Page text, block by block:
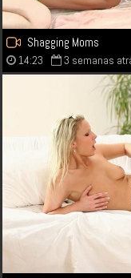
Shagging Moms
14:23 3 semanas